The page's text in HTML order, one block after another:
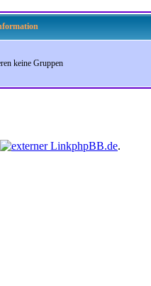
keine Gruppen
phpBB.de.